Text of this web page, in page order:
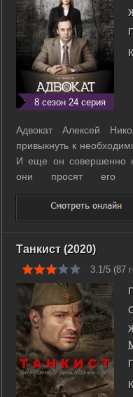
8 сезон 24 серия
Адвокат Алексей
привыкнуть к
И еще он совершенно
они просят его
благоразумии, даже о
участие в судьбе
Танкист (2020)
3.1/5 (87